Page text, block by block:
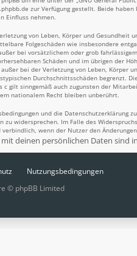
zur Verfügung gestellt. Beide
Einfluss nehmen.
von Leben, Körper und
Folgeschäden wie insbesondere
bei vorsätzlichem oder grob
Schäden und im übrigen der
bei der Verletzung von Leben, Körper
Durchschnittsschäden begrenzt.
c gilt sinngemäß auch zugunsten der
nationalem Recht bleiben unberührt.
und die Datenschutzerklärung
zu widersprechen. Im Falle des
wenn der Nutzer den
deinen persönlichen Daten sind
Nutzungsbedingungen
© phpBB Limited